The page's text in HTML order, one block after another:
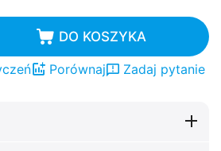
DO KOSZYKA
Porównaj Zadaj pytanie